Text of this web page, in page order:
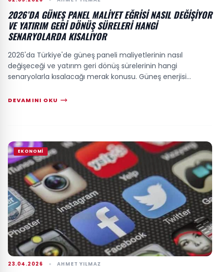
2026’DA GÜNEŞ PANEL MALIYET EĞRISI NASIL DEĞIŞIYOR
VE YATIRIM GERI DÖNÜŞ SÜRELERI HANGI
SENARYOLARDA KISALIYOR
2026'da Türkiye'de güneş paneli maliyetlerinin nasıl
değişeceği ve yatırım geri dönüş sürelerinin hangi
senaryolarla kısalacağı merak konusu. Güneş enerjisi
DEVAMINI OKU
EKONOMI
23.04.2026 AHMET YILMAZ